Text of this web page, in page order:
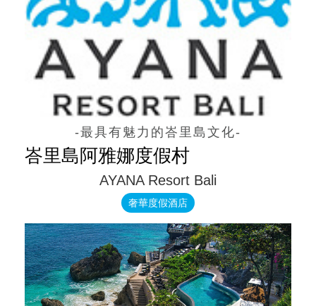
-最具有魅力的峇里島文化-
峇里島阿雅娜度假村
AYANA Resort Bali
奢華度假酒店